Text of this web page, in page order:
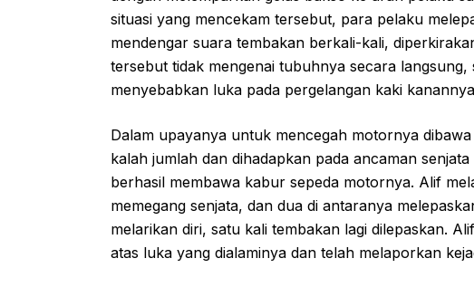
situasi yang mencekam tersebut, para pelaku
mendengar suara tembakan berkali-kali,
tersebut tidak mengenai tubuhnya secara
menyebabkan luka pada pergelangan kaki
Dalam upayanya untuk mencegah motornya
kalah jumlah dan dihadapkan pada ancaman
berhasil membawa kabur sepeda motornya. Alif
memegang senjata, dan dua di antaranya
melarikan diri, satu kali tembakan lagi dilepaskan.
atas luka yang dialaminya dan telah melaporkan